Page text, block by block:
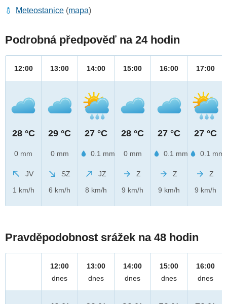
Meteostanice (mapa)
Podrobná předpověď na 24 hodin
12:00
28 °C
0 mm
JV
1 km/h
13:00
29 °C
0 mm
SZ
6 km/h
14:00
27 °C
0.1 mm
JZ
8 km/h
15:00
28 °C
0 mm
Z
9 km/h
16:00
27 °C
0.1 mm
Z
9 km/h
17:00
27 °C
0.1 mm
Z
9 km/h
Pravděpodobnost srážek na 48 hodin
12:00
dnes
13:00
dnes
14:00
dnes
15:00
dnes
16:00
dnes